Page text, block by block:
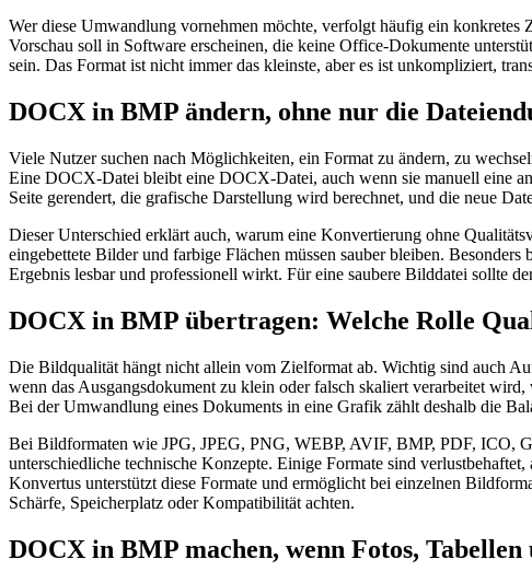
Wer diese Umwandlung vornehmen möchte, verfolgt häufig ein
Vorschau soll in Software erscheinen, die keine Office-Dokumente
sein. Das Format ist nicht immer das kleinste, aber es ist unkompliziert,
DOCX in BMP ändern, ohne nur die
Viele Nutzer suchen nach Möglichkeiten, ein Format zu ändern, zu
Eine DOCX-Datei bleibt eine DOCX-Datei, auch wenn sie manuell eine
Seite gerendert, die grafische Darstellung wird berechnet, und die neue
Dieser Unterschied erklärt auch, warum eine Konvertierung ohne
eingebettete Bilder und farbige Flächen müssen sauber bleiben.
Ergebnis lesbar und professionell wirkt. Für eine saubere Bilddatei sollte
DOCX in BMP übertragen: Welche Rolle
Die Bildqualität hängt nicht allein vom Zielformat ab. Wichtig sind auch
wenn das Ausgangsdokument zu klein oder falsch skaliert verarbeitet
Bei der Umwandlung eines Dokuments in eine Grafik zählt deshalb die
Bei Bildformaten wie JPG, JPEG, PNG, WEBP, AVIF, BMP, PDF,
unterschiedliche technische Konzepte. Einige Formate sind
Konvertus unterstützt diese Formate und ermöglicht bei einzelnen
Schärfe, Speicherplatz oder Kompatibilität achten.
DOCX in BMP machen, wenn Fotos,